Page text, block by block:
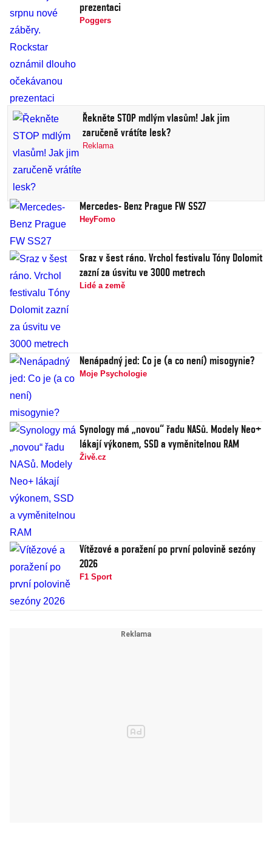
prezentaci
Poggers
Řekněte STOP mdlým vlasům! Jak jim
zaručeně vrátíte lesk?
Reklama
Mercedes- Benz Prague FW SS27
HeyFomo
Sraz v šest ráno. Vrchol festivalu Tóny Dolomit
zazní za úsvitu ve 3000 metrech
Lidé a země
Nenápadný jed: Co je (a co není) misogynie?
Moje Psychologie
Synology má „novou“ řadu NASů. Modely Neo+
lákají výkonem, SSD a vyměnitelnou RAM
Živě.cz
Vítězové a poražení po první polovině sezóny
2026
F1 Sport